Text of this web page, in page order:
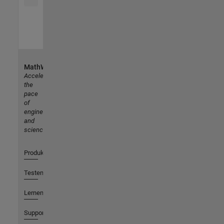
MathWorks
Accelerating
the
pace
of
engineering
and
science
Produkte
Testen oder Kaufen
Lernen
Support